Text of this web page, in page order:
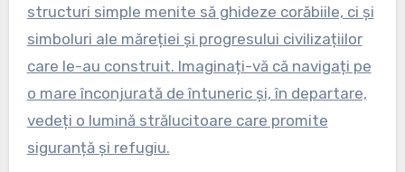
structuri simple menite să ghideze corăbiile, ci și
simboluri ale măreției și progresului civilizațiilor
care le-au construit. Imaginați-vă că navigați pe
o mare înconjurată de întuneric și, în departare,
vedeți o lumină strălucitoare care promite
siguranță și refugiu.